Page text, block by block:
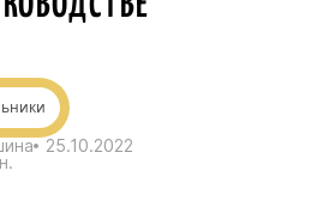
25.10.2022